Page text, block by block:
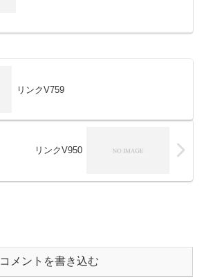
リンクV759
リンクV950
コメントを書き込む